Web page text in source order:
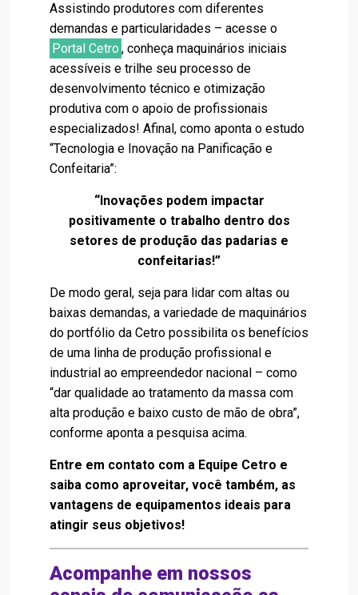
Assistindo produtores com diferentes
demandas e particularidades – acesse o
Portal Cetro , conheça maquinários iniciais
acessíveis e trilhe seu processo de
desenvolvimento técnico e otimização
produtiva com o apoio de profissionais
especializados! Afinal, como aponta o estudo
“Tecnologia e Inovação na Panificação e
Confeitaria”:
“Inovações podem impactar
positivamente o trabalho dentro dos
setores de produção das padarias e
confeitarias!”
De modo geral, seja para lidar com altas ou
baixas demandas, a variedade de maquinários
do portfólio da Cetro possibilita os benefícios
de uma linha de produção profissional e
industrial ao empreendedor nacional – como
“dar qualidade ao tratamento da massa com
alta produção e baixo custo de mão de obra”,
conforme aponta a pesquisa acima.
Entre em contato com a Equipe Cetro e
saiba como aproveitar, você também, as
vantagens de equipamentos ideais para
atingir seus objetivos!
Acompanhe em nossos